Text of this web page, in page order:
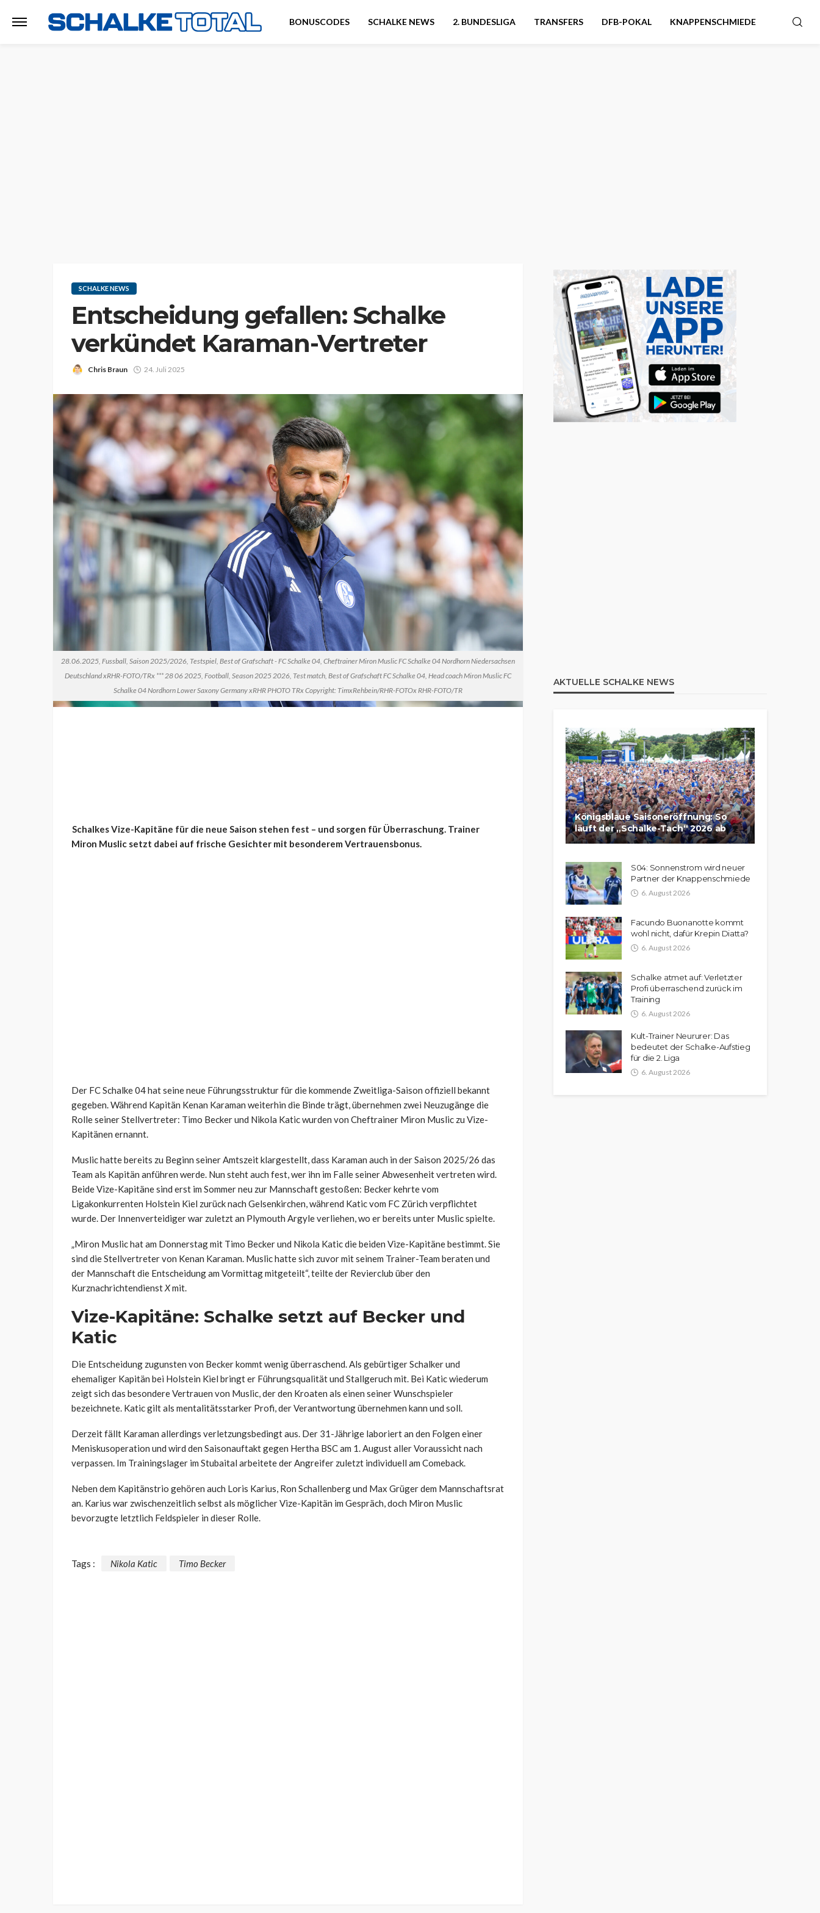
BONUSCODES SCHALKE NEWS 2. BUNDESLIGA TRANSFERS DFB-POKAL KNAPPENSCHMIEDE
SCHALKE NEWS
Entscheidung gefallen: Schalke
verkündet Karaman-Vertreter
Chris Braun 24. Juli 2025
28.06.2025, Fussball, Saison 2025/2026, Testspiel, Best of Grafschaft - FC Schalke 04, Cheftrainer Miron Muslic FC Schalke 04 Nordhorn Niedersachsen
Deutschland xRHR-FOTO/TRx *** 28 06 2025, Football, Season 2025 2026, Test match, Best of Grafschaft FC Schalke 04, Head coach Miron Muslic FC
Schalke 04 Nordhorn Lower Saxony Germany xRHR PHOTO TRx Copyright: TimxRehbein/RHR-FOTOx RHR-FOTO/TR
Schalkes Vize-Kapitäne für die neue Saison stehen fest – und sorgen für Überraschung. Trainer
Miron Muslic setzt dabei auf frische Gesichter mit besonderem Vertrauensbonus.
Der FC Schalke 04 hat seine neue Führungsstruktur für die kommende Zweitliga-Saison offiziell bekannt
gegeben. Während Kapitän Kenan Karaman weiterhin die Binde trägt, übernehmen zwei Neuzugänge die
Rolle seiner Stellvertreter: Timo Becker und Nikola Katic wurden von Cheftrainer Miron Muslic zu Vize-
Kapitänen ernannt.
Muslic hatte bereits zu Beginn seiner Amtszeit klargestellt, dass Karaman auch in der Saison 2025/26 das
Team als Kapitän anführen werde. Nun steht auch fest, wer ihn im Falle seiner Abwesenheit vertreten wird.
Beide Vize-Kapitäne sind erst im Sommer neu zur Mannschaft gestoßen: Becker kehrte vom
Ligakonkurrenten Holstein Kiel zurück nach Gelsenkirchen, während Katic vom FC Zürich verpflichtet
wurde. Der Innenverteidiger war zuletzt an Plymouth Argyle verliehen, wo er bereits unter Muslic spielte.
„Miron Muslic hat am Donnerstag mit Timo Becker und Nikola Katic die beiden Vize-Kapitäne bestimmt. Sie
sind die Stellvertreter von Kenan Karaman. Muslic hatte sich zuvor mit seinem Trainer-Team beraten und
der Mannschaft die Entscheidung am Vormittag mitgeteilt“, teilte der Revierclub über den
KurznachrichtendienstXmit.
Vize-Kapitäne: Schalke setzt auf Becker und
Katic
Die Entscheidung zugunsten von Becker kommt wenig überraschend. Als gebürtiger Schalker und
ehemaliger Kapitän bei Holstein Kiel bringt er Führungsqualität und Stallgeruch mit. Bei Katic wiederum
zeigt sich das besondere Vertrauen von Muslic, der den Kroaten als einen seiner Wunschspieler
bezeichnete. Katic gilt als mentalitätsstarker Profi, der Verantwortung übernehmen kann und soll.
Derzeit fällt Karaman allerdings verletzungsbedingt aus. Der 31-Jährige laboriert an den Folgen einer
Meniskusoperation und wird den Saisonauftakt gegen Hertha BSC am 1. August aller Voraussicht nach
verpassen. Im Trainingslager im Stubaital arbeitete der Angreifer zuletzt individuell am Comeback.
Neben dem Kapitänstrio gehören auch Loris Karius, Ron Schallenberg und Max Grüger dem Mannschaftsrat
an. Karius war zwischenzeitlich selbst als möglicher Vize-Kapitän im Gespräch, doch Miron Muslic
bevorzugte letztlich Feldspieler in dieser Rolle.
Tags : Nikola Katic Timo Becker
AKTUELLE SCHALKE NEWS
Königsblaue Saisoneröffnung: So
läuft der „Schalke-Tach“ 2026 ab
S04: Sonnenstrom wird neuer
Partner der Knappenschmiede
6. August 2026
Facundo Buonanotte kommt
wohl nicht, dafür Krepin Diatta?
6. August 2026
Schalke atmet auf: Verletzter
Profi überraschend zurück im
Training
6. August 2026
Kult-Trainer Neururer: Das
bedeutet der Schalke-Aufstieg
für die 2. Liga
6. August 2026